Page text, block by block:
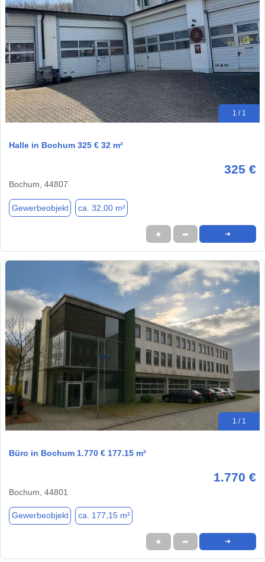
1 / 1
Halle in Bochum 325 € 32 m²
325 €
Bochum, 44807
Gewerbeobjekt ca. 32,00 m²
★ ➦ ➜
1 / 1
Büro in Bochum 1.770 € 177.15 m²
1.770 €
Bochum, 44801
Gewerbeobjekt ca. 177,15 m²
★ ➦ ➜